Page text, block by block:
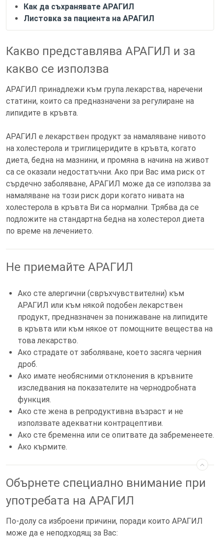
Как да съхранявате АРАГИЛ
Листовка за пациента на АРАГИЛ
Какво представлява АРАГИЛ и за
какво се използва
АРАГИЛ принадлежи към група лекарства, наречени
статини, които са предназначени за регулиране на
липидите в кръвта.
АРАГИЛ е лекарствен продукт за намаляване нивото
на холестерола и триглицеридите в кръвта, когато
диета, бедна на мазнини, и промяна в начина на живот
са се оказали недостатъчни. Ако при Вас има риск от
сърдечно заболяване, АРАГИЛ може да се използва за
намаляване на този риск дори когато нивата на
холестерола в кръвта Ви са нормални. Трябва да се
подложите на стандартна бедна на холестерол диета
по време на лечението.
Не приемайте АРАГИЛ
Ако сте алергични (свръхчувствителни) към
АРАГИЛ или към някой подобен лекарствен
продукт, предназначен за понижаване на липидите
в кръвта или към някое от помощните вещества на
това лекарство.
Ако страдате от заболяване, което засяга черния
дроб.
Ако имате необясними отклонения в кръвните
изследвания на показателите на чернодробната
функция.
Ако сте жена в репродуктивна възраст и не
използвате адекватни контрацептиви.
Ако сте бременна или се опитвате да забременеете.
Ако кърмите.
Обърнете специално внимание при
употребата на АРАГИЛ
По-долу са изброени причини, поради които АРАГИЛ
може да е неподходящ за Вас: